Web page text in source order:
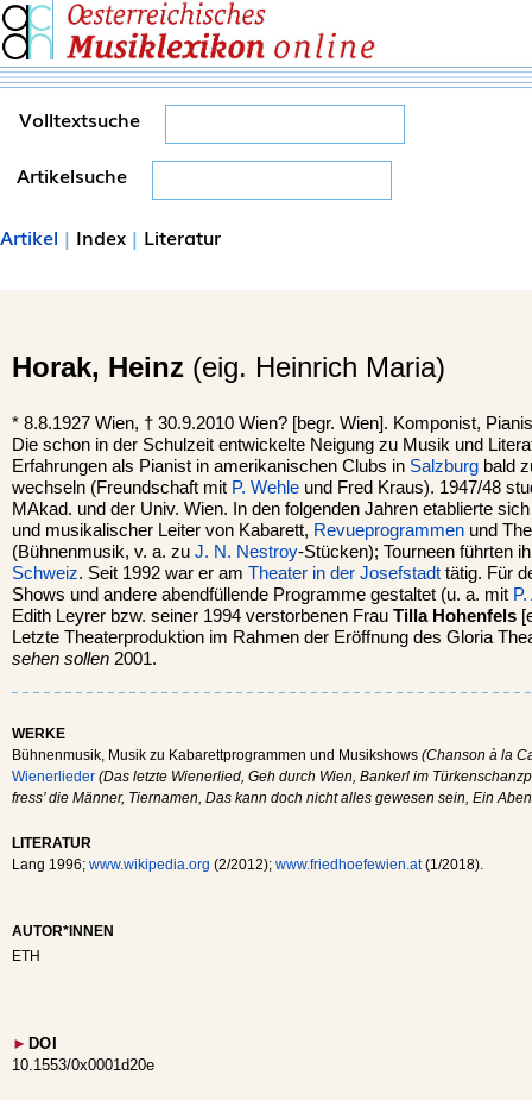
Volltextsuche
Artikelsuche
Artikel | Index | Literatur
Horak, Heinz (eig. Heinrich Maria)
* 8.8.1927 Wien, † 30.9.2010 Wien? [begr. Wien]. Komponist,
Die schon in der Schulzeit entwickelte Neigung zu Musik und
Erfahrungen als Pianist in amerikanischen Clubs in Salzburg bald
wechseln (Freundschaft mit P. Wehle und Fred Kraus). 1947/48
MAkad. und der Univ. Wien. In den folgenden Jahren etablierte
und musikalischer Leiter von Kabarett, Revueprogrammen und
(Bühnenmusik, v. a. zu J. N. Nestroy-Stücken); Tourneen führten
Schweiz. Seit 1992 war er am Theater in der Josefstadt tätig. Für
Shows und andere abendfüllende Programme gestaltet (u. a. mit
Edith Leyrer bzw. seiner 1994 verstorbenen Frau Tilla Hohenfels
Letzte Theaterproduktion im Rahmen der Eröffnung des Gloria
sehen sollen 2001.
WERKE
Bühnenmusik, Musik zu Kabarettprogrammen und Musikshows (Chanson à la
Wienerlieder (Das letzte Wienerlied, Geh durch Wien, Bankerl im
fress’ die Männer, Tiernamen, Das kann doch nicht alles gewesen sein, Ein
LITERATUR
Lang 1996; www.wikipedia.org (2/2012); www.friedhoefewien.at(1/2018).
AUTOR*INNEN
ETH
► DOI
10.1553/0x0001d20e